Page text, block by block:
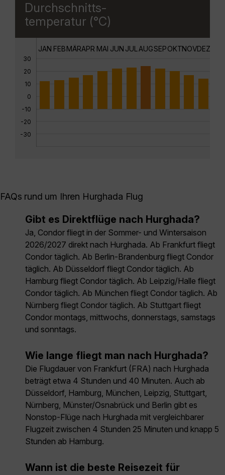
Durchschnitts-
temperatur (°C)
30
20
10
0
-10
-20
-30
JAN FEBMÄRAPR MAI JUN JUL AUGSEPOKTNOVDEZ
FAQs rund um Ihren Hurghada Flug
Gibt es Direktflüge nach Hurghada?
Ja, Condor fliegt in der Sommer- und Wintersaison
2026/2027 direkt nach Hurghada. Ab Frankfurt fliegt
Condor täglich. Ab Berlin-Brandenburg fliegt Condor
täglich. Ab Düsseldorf fliegt Condor täglich. Ab
Hamburg fliegt Condor täglich. Ab Leipzig/Halle fliegt
Condor täglich. Ab München fliegt Condor täglich. Ab
Nürnberg fliegt Condor täglich. Ab Stuttgart fliegt
Condor montags, mittwochs, donnerstags, samstags
und sonntags.
Wie lange fliegt man nach Hurghada?
Die Flugdauer von Frankfurt (FRA) nach Hurghada
beträgt etwa 4 Stunden und 40 Minuten. Auch ab
Düsseldorf, Hamburg, München, Leipzig, Stuttgart,
Nürnberg, Münster/Osnabrück und Berlin gibt es
Nonstop-Flüge nach Hurghada mit vergleichbarer
Flugzeit zwischen 4 Stunden 25 Minuten und knapp 5
Stunden ab Hamburg.
Wann ist die beste Reisezeit für